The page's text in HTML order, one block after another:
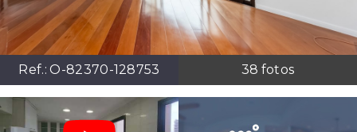
Ref.:O-82370-128753 38 fotos